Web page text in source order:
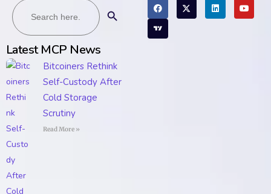
for:
Latest MCP News
Bitcoiners Rethink
Self-Custody After
Cold Storage
Scrutiny
Read More »